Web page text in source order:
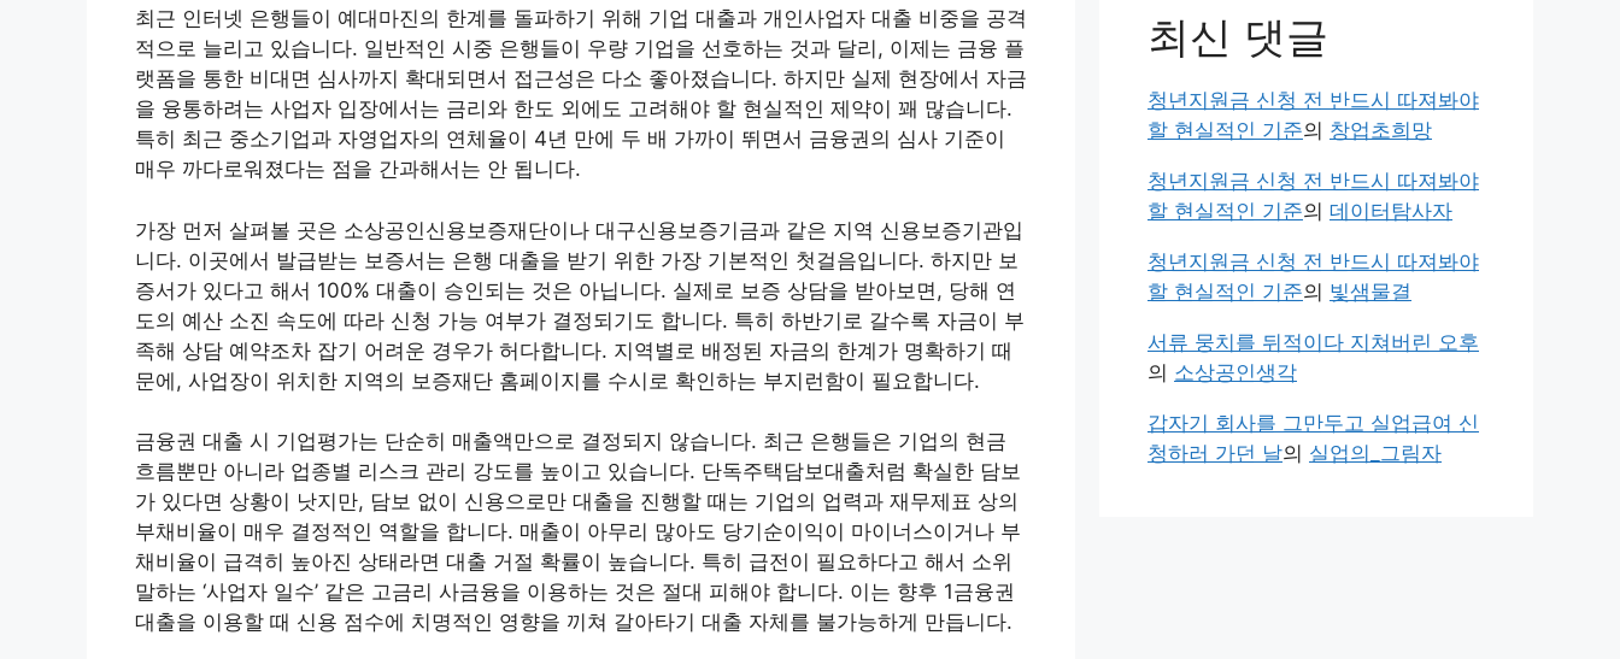
최근 인터넷 은행들이 예대마진의 한계를 돌파하기 위해 기업 대출과 개인사업자 대출 비중을 공격
적으로 늘리고 있습니다. 일반적인 시중 은행들이 우량 기업을 선호하는 것과 달리, 이제는 금융 플
랫폼을 통한 비대면 심사까지 확대되면서 접근성은 다소 좋아졌습니다. 하지만 실제 현장에서 자금
을 융통하려는 사업자 입장에서는 금리와 한도 외에도 고려해야 할 현실적인 제약이 꽤 많습니다.
특히 최근 중소기업과 자영업자의 연체율이 4년 만에 두 배 가까이 뛰면서 금융권의 심사 기준이
매우 까다로워졌다는 점을 간과해서는 안 됩니다.
가장 먼저 살펴볼 곳은 소상공인신용보증재단이나 대구신용보증기금과 같은 지역 신용보증기관입
니다. 이곳에서 발급받는 보증서는 은행 대출을 받기 위한 가장 기본적인 첫걸음입니다. 하지만 보
증서가 있다고 해서 100% 대출이 승인되는 것은 아닙니다. 실제로 보증 상담을 받아보면, 당해 연
도의 예산 소진 속도에 따라 신청 가능 여부가 결정되기도 합니다. 특히 하반기로 갈수록 자금이 부
족해 상담 예약조차 잡기 어려운 경우가 허다합니다. 지역별로 배정된 자금의 한계가 명확하기 때
문에, 사업장이 위치한 지역의 보증재단 홈페이지를 수시로 확인하는 부지런함이 필요합니다.
금융권 대출 시 기업평가는 단순히 매출액만으로 결정되지 않습니다. 최근 은행들은 기업의 현금
흐름뿐만 아니라 업종별 리스크 관리 강도를 높이고 있습니다. 단독주택담보대출처럼 확실한 담보
가 있다면 상황이 낫지만, 담보 없이 신용으로만 대출을 진행할 때는 기업의 업력과 재무제표 상의
부채비율이 매우 결정적인 역할을 합니다. 매출이 아무리 많아도 당기순이익이 마이너스이거나 부
채비율이 급격히 높아진 상태라면 대출 거절 확률이 높습니다. 특히 급전이 필요하다고 해서 소위
말하는 ‘사업자 일수’ 같은 고금리 사금융을 이용하는 것은 절대 피해야 합니다. 이는 향후 1금융권
대출을 이용할 때 신용 점수에 치명적인 영향을 끼쳐 갈아타기 대출 자체를 불가능하게 만듭니다.
최신 댓글
청년지원금 신청 전 반드시 따져봐야
할 현실적인 기준의 창업초희망
청년지원금 신청 전 반드시 따져봐야
할 현실적인 기준의 데이터탐사자
청년지원금 신청 전 반드시 따져봐야
할 현실적인 기준의 빛샘물결
서류 뭉치를 뒤적이다 지쳐버린 오후
의 소상공인생각
갑자기 회사를 그만두고 실업급여 신
청하러 가던 날의 실업의_그림자